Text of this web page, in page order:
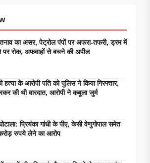
का असर, पेट्रोल पंपों पर अफरा-तफरी, ड्रम में
पर रोक, अफवाहों से बचने की अपील
हत्या के आरोपी पति को पुलिस ने किया गिरफ्तार,
की थी वारदात, आरोपी ने कबूला जुर्म
प्रियंका गांधी के पीए, केसी वेणुगोपाल समेत
रुपये लेने का आरोप